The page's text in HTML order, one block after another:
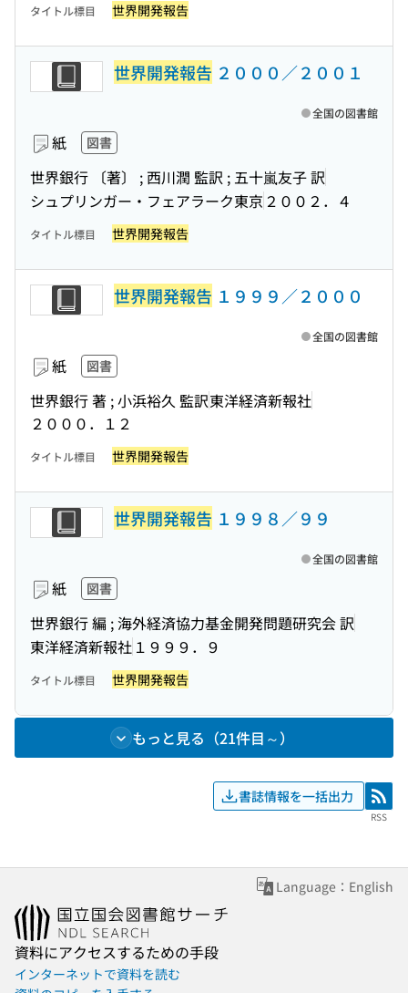
タイトル標目 世界開発報告
世界開発報告 ２０００／２００１
紙 図書
世界銀行 〔著〕 ; 西川潤 監訳 ; 五十嵐友子 訳
シュプリンガー・フェアラーク東京 ２００２．４
全国の図書館
タイトル標目 世界開発報告
世界開発報告 １９９９／２０００
紙 図書
世界銀行 著 ; 小浜裕久 監訳東洋経済新報社
２０００．１２
全国の図書館
タイトル標目 世界開発報告
世界開発報告 １９９８／９９
紙 図書
世界銀行 編 ; 海外経済協力基金開発問題研究会 訳
東洋経済新報社 １９９９．９
全国の図書館
タイトル標目 世界開発報告
もっと見る（21件目～）
書誌情報を一括出力 RSS
RSS
Language：English
資料にアクセスするための手段
インターネットで資料を読む